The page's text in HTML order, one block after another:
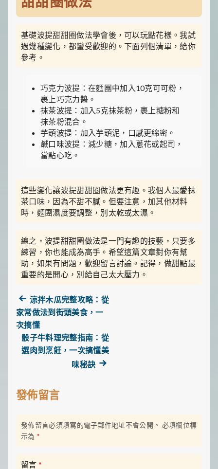
基礎波提甜甜圈做法學會後，可以玩點花樣。我試
過幾種變化，都蠻受歡迎的。下面列個清單，給你
參考。
巧克力波提：在麵團中加入10克可可粉，
裹上巧克力醬。
抹茶波提：加入5克抹茶粉，裹上糖粉和
抹茶粉混合。
芋頭波提：加入芋頭泥，口感更綿密。
鹹口味波提：減少糖，加入蔥花或起司，
當點心吃。
這些變化讓波提甜甜圈做法更有趣。我個人最愛抹
茶口味，因為不甜不膩。但要注意，加其他材料
時，麵團濕度要調整，別太乾或太濕。
總之，波提甜甜圈做法是一門有趣的技藝，只要多
練習，你也能成為高手。希望這篇文章對你有幫
助，如果有問題，歡迎留言討論。記得，做甜點最
重要的是開心，別給自己太大壓力。
文
章
覽
Previous
post:
涼拌木瓜完整攻略：從
家常做法到街頭美食，一
次搞懂
骰子牛料理完整指南：從
選肉到烹飪，一次搞懂美
味秘訣Next
發佈留言
發佈留言必須填寫的電子郵件地址不會公開。 必填欄位標
示為 *
留言 *